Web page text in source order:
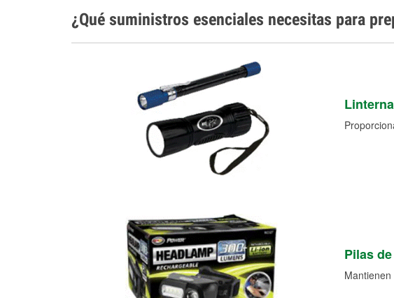
¿Qué suministros esenciales necesitas para
Pilas